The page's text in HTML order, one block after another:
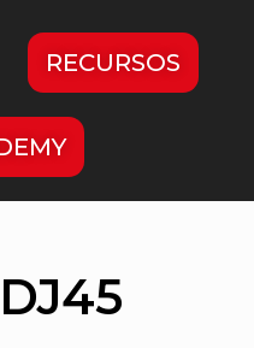
RECURSOS